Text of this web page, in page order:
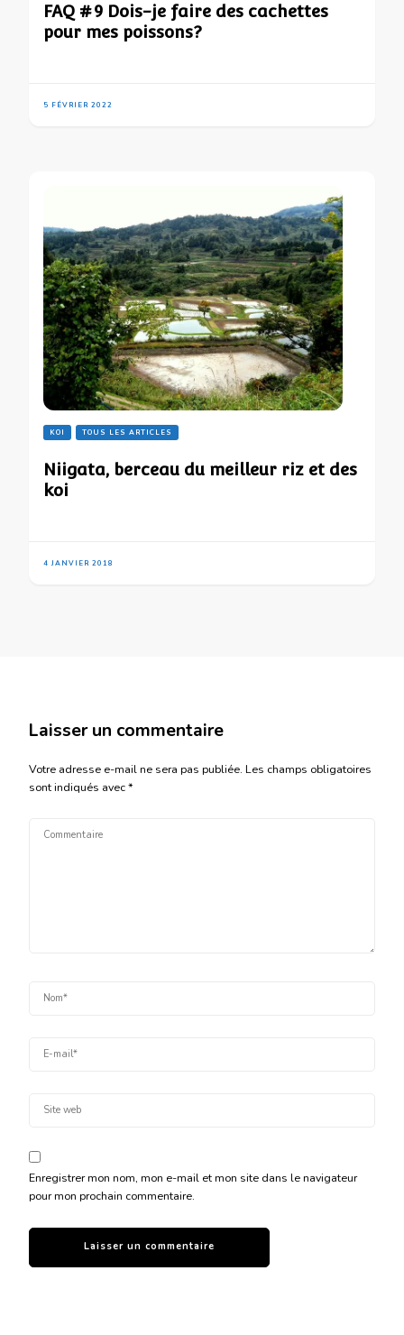
FAQ #9 Dois-je faire des cachettes
pour mes poissons?
5 FÉVRIER 2022
KOI TOUS LES ARTICLES
Niigata, berceau du meilleur riz et des
koi
4 JANVIER 2018
Laisser un commentaire
Votre adresse e-mail ne sera pas publiée. Les champs obligatoires
sont indiqués avec*
Enregistrer mon nom, mon e-mail et mon site dans le navigateur
pour mon prochain commentaire.